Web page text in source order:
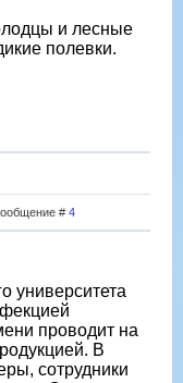
и лесные
полевки.
# 4
университета
проводит на
В
сотрудники